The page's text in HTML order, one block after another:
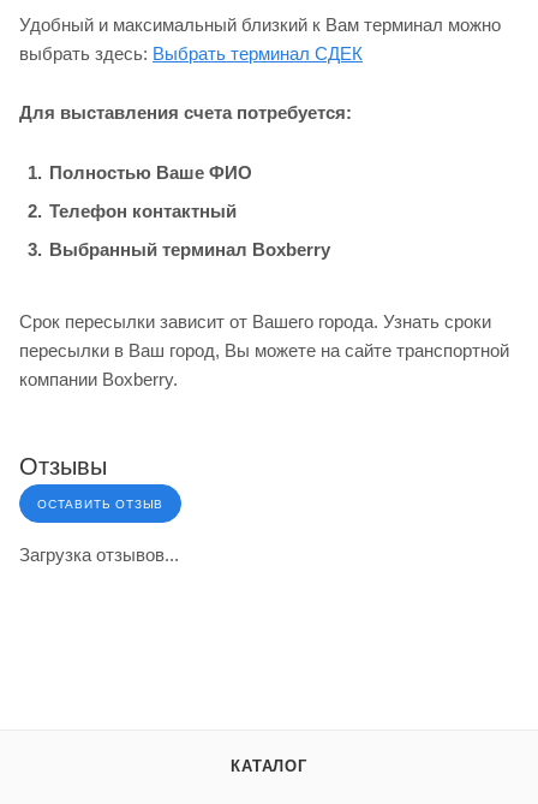
Удобный и максимальный близкий к Вам терминал можно
выбрать здесь: Выбрать терминал СДЕК
Для выставления счета потребуется:
Полностью Ваше ФИО
Телефон контактный
Выбранный терминал Boxberry
Срок пересылки зависит от Вашего города. Узнать сроки
пересылки в Ваш город, Вы можете на сайте транспортной
компании Boxberry.
Отзывы
ОСТАВИТЬ ОТЗЫВ
Загрузка отзывов...
КАТАЛОГ